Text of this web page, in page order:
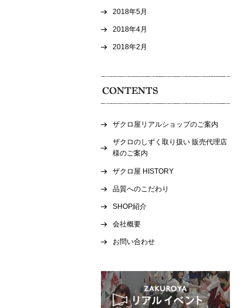
2018年5月
2018年4月
2018年2月
ザクロ屋リアルショップのご案内
ザクロのしずく取り扱い 販売代理店
様のご案内
ザクロ屋 HISTORY
品質へのこだわり
SHOP紹介
会社概要
お問い合わせ